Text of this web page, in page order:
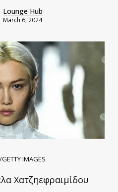
Lounge Hub
March 6, 2024
IMAGES
Χατζηεφραιμίδου